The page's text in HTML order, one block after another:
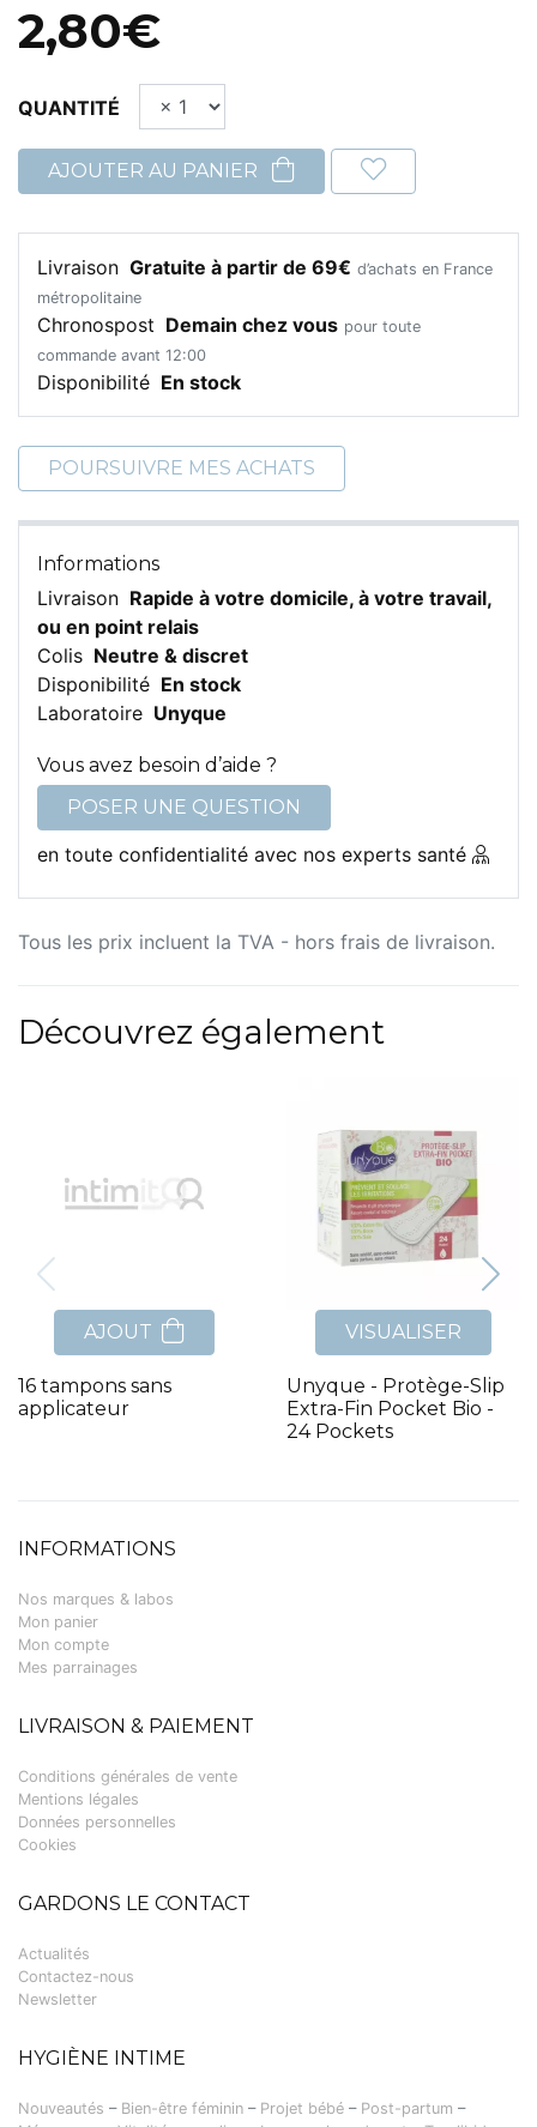
2,80€
QUANTITÉ
AJOUTER AU PANIER
Livraison Gratuite à partir de 69€ d’achats en France
métropolitaine
Chronospost Demain chez vous pour toute
commande avant 12:00
Disponibilité En stock
POURSUIVRE MES ACHATS
Informations
Livraison Rapide à votre domicile, à votre travail,
ou en point relais
Colis Neutre & discret
Disponibilité En stock
Laboratoire Unyque
Vous avez besoin d’aide ?
POSER UNE QUESTION
en toute confidentialité avec nos experts santé
Tous les prix incluent la TVA - hors frais de livraison.
Découvrez également
AJOUT
16 tampons sans
applicateur
VISUALISER
Unyque - Protège-Slip
Extra-Fin Pocket Bio -
24 Pockets
INFORMATIONS
Nos marques & labos
Mon panier
Mon compte
Mes parrainages
LIVRAISON & PAIEMENT
Conditions générales de vente
Mentions légales
Données personnelles
Cookies
GARDONS LE CONTACT
Actualités
Contactez-nous
Newsletter
HYGIÈNE INTIME
Nouveautés – Bien-être féminin – Projet bébé – Post-partum –